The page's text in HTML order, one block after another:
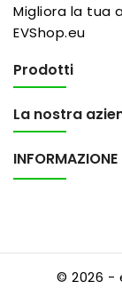
Migliora la tua
EVShop.eu
Prodotti
La nostra
© 2026 -